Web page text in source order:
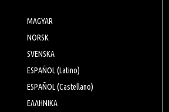
MAGYAR
NORSK
SVENSKA
ESPAÑOL (Latino)
ESPAÑOL (Castellano)
ΕΛΛΗΝΙΚA